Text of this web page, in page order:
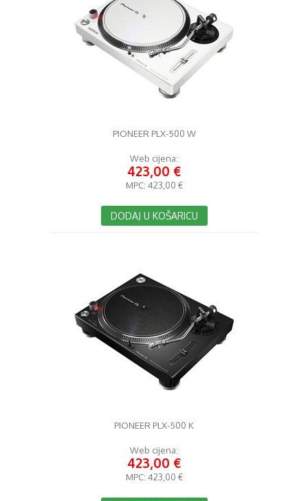
PIONEER PLX-500 W
Web cijena:
423,00 €
MPC: 423,00 €
DODAJ U KOŠARICU
PIONEER PLX-500 K
Web cijena:
423,00 €
MPC: 423,00 €